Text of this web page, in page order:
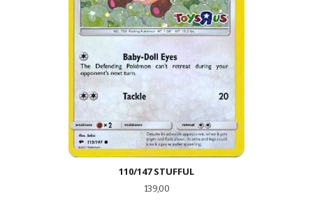
110/147 STUFFUL
Pris
139,00